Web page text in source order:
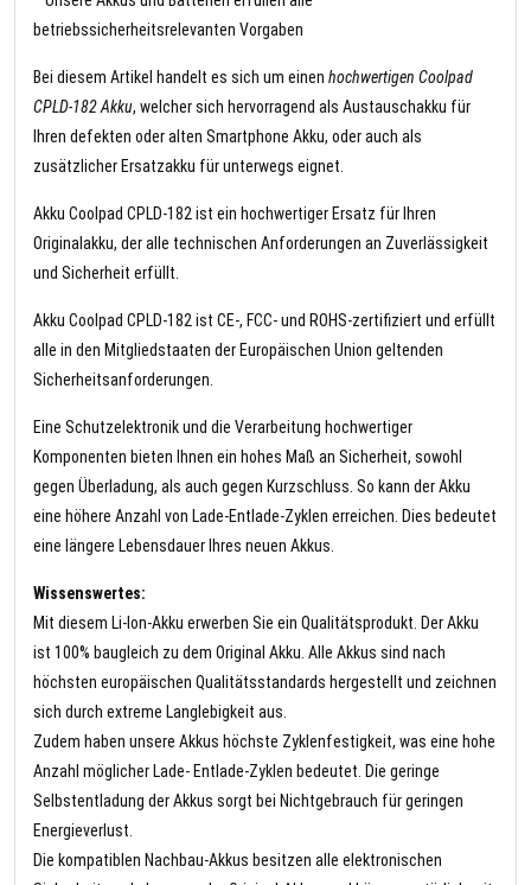
betriebssicherheitsrelevanten Vorgaben
Bei diesem Artikel handelt es sich um einen hochwertigen Coolpad
CPLD-182 Akku, welcher sich hervorragend als Austauschakku für
Ihren defekten oder alten Smartphone Akku, oder auch als
zusätzlicher Ersatzakku für unterwegs eignet.
Akku Coolpad CPLD-182 ist ein hochwertiger Ersatz für Ihren
Originalakku, der alle technischen Anforderungen an Zuverlässigkeit
und Sicherheit erfüllt.
Akku Coolpad CPLD-182 ist CE-, FCC- und ROHS-zertifiziert und erfüllt
alle in den Mitgliedstaaten der Europäischen Union geltenden
Sicherheitsanforderungen.
Eine Schutzelektronik und die Verarbeitung hochwertiger
Komponenten bieten Ihnen ein hohes Maß an Sicherheit, sowohl
gegen Überladung, als auch gegen Kurzschluss. So kann der Akku
eine höhere Anzahl von Lade-Entlade-Zyklen erreichen. Dies bedeutet
eine längere Lebensdauer Ihres neuen Akkus.
Wissenswertes:
Mit diesem Li-Ion-Akku erwerben Sie ein Qualitätsprodukt. Der Akku
ist 100% baugleich zu dem Original Akku. Alle Akkus sind nach
höchsten europäischen Qualitätsstandards hergestellt und zeichnen
sich durch extreme Langlebigkeit aus.
Zudem haben unsere Akkus höchste Zyklenfestigkeit, was eine hohe
Anzahl möglicher Lade- Entlade-Zyklen bedeutet. Die geringe
Selbstentladung der Akkus sorgt bei Nichtgebrauch für geringen
Energieverlust.
Die kompatiblen Nachbau-Akkus besitzen alle elektronischen